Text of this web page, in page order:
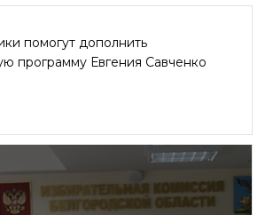
помогут дополнить
программу Евгения Савченко